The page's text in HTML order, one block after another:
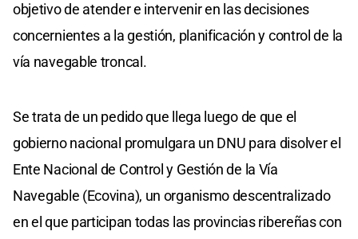
objetivo de atender e intervenir en las decisiones
concernientes a la gestión, planificación y control de la
vía navegable troncal.
Se trata de un pedido que llega luego de que el
gobierno nacional promulgara un DNU para disolver el
Ente Nacional de Control y Gestión de la Vía
Navegable (Ecovina), un organismo descentralizado
en el que participan todas las provincias ribereñas con